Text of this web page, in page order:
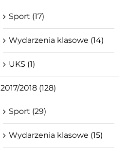
Sport (17)
Wydarzenia klasowe (14)
UKS (1)
2017/2018 (128)
Sport (29)
Wydarzenia klasowe (15)